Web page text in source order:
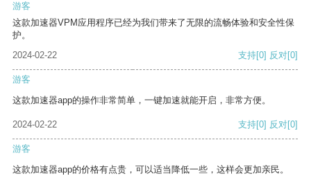
游客
这款加速器VPM应用程序已经为我们带来了无限的流畅体验和安全性保
护。
2024-02-22
支持[0] 反对[0]
游客
这款加速器app的操作非常简单，一键加速就能开启，非常方便。
2024-02-22 支持[0] 反对[0]
游客
这款加速器app的价格有点贵，可以适当降低一些，这样会更加亲民。